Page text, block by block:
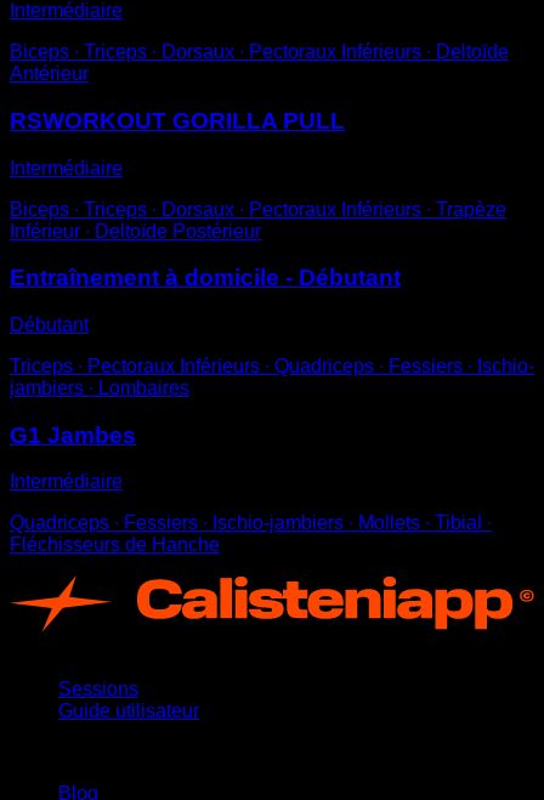
Intermédiaire
Biceps ∙ Triceps ∙ Dorsaux ∙ Pectoraux Inférieurs ∙ Deltoïde
Antérieur
RSWORKOUT GORILLA PULL
Intermédiaire
Biceps ∙ Triceps ∙ Dorsaux ∙ Pectoraux Inférieurs ∙ Trapèze
Inférieur ∙ Deltoïde Postérieur
Entraînement à domicile - Débutant
Débutant
Triceps ∙ Pectoraux Inférieurs ∙ Quadriceps ∙ Fessiers ∙ Ischio-
jambiers ∙ Lombaires
G1 Jambes
Intermédiaire
Quadriceps ∙ Fessiers ∙ Ischio-jambiers ∙ Mollets ∙ Tibial ∙
Fléchisseurs de Hanche
Sessions
Guide utilisateur
Blog